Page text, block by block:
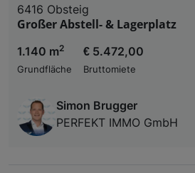
6416 Obsteig
Großer Abstell- & Lagerplatz
1.140 m2
Grundfläche
€ 5.472,00
Bruttomiete
Simon Brugger
PERFEKT IMMO GmbH